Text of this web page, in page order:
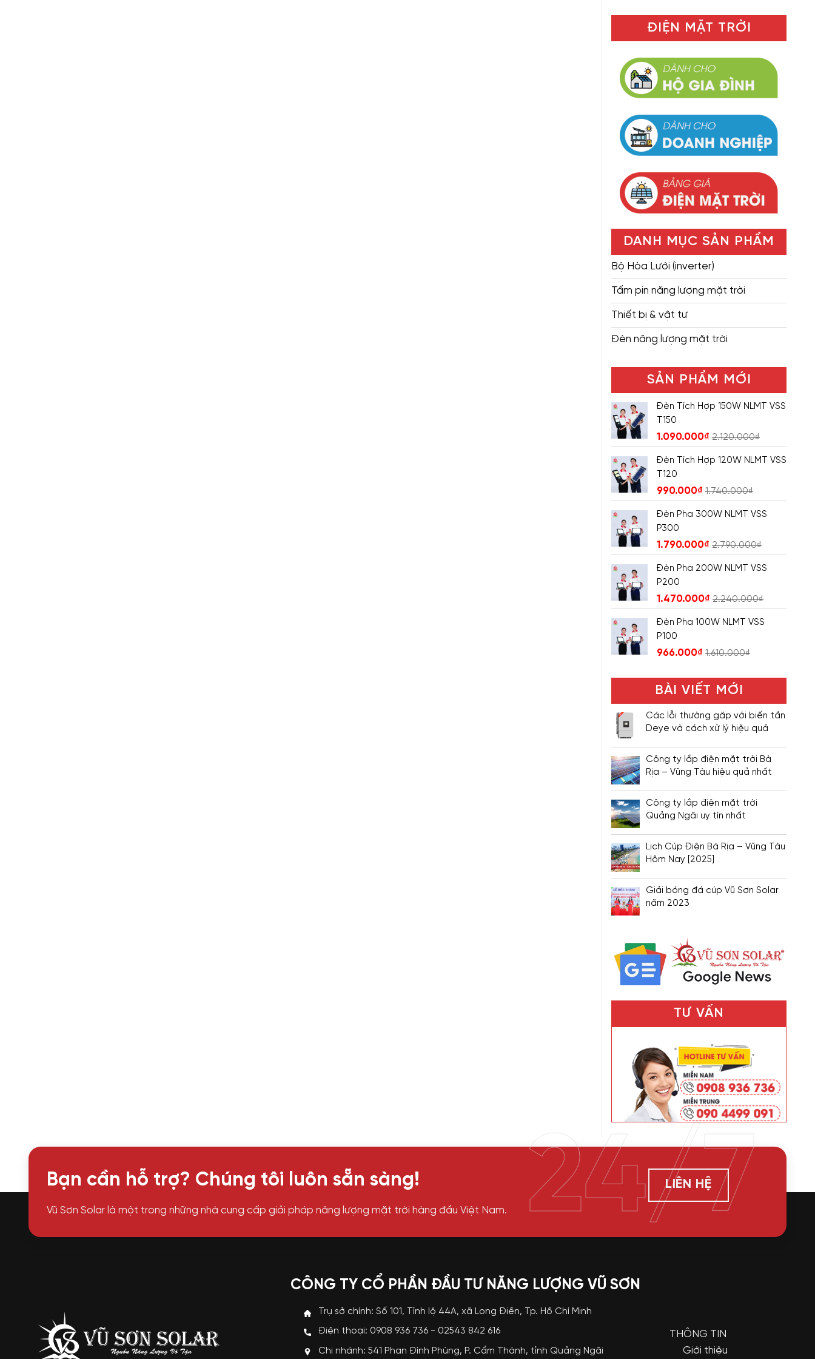
ĐIỆN MẶT TRỜI
DANH MỤC SẢN PHẨM
Bộ Hòa Lưới (inverter)
Tấm pin năng lượng mặt trời
Thiết bị & vật tư
Đèn năng lượng mặt trời
SẢN PHẨM MỚI
Đèn Tích Hợp 150W NLMT VSS
T150
1.090.000₫ 2.120.000₫
Đèn Tích Hợp 120W NLMT VSS
T120
990.000₫ 1.740.000₫
Đèn Pha 300W NLMT VSS
P300
1.790.000₫ 2.790.000₫
Đèn Pha 200W NLMT VSS
P200
1.470.000₫ 2.240.000₫
Đèn Pha 100W NLMT VSS
P100
966.000₫ 1.610.000₫
BÀI VIẾT MỚI
Các lỗi thường gặp với biến tần
Deye và cách xử lý hiệu quả
Công ty lắp điện mặt trời Bà
Rịa – Vũng Tàu hiệu quả nhất
Công ty lắp điện mặt trời
Quảng Ngãi uy tín nhất
Lịch Cúp Điện Bà Rịa – Vũng Tàu
Hôm Nay [2025]
Giải bóng đá cúp Vũ Sơn Solar
năm 2023
TƯ VẤN
Bạn cần hỗ trợ? Chúng tôi luôn sẵn sàng!
Vũ Sơn Solar là một trong những nhà cung cấp giải pháp năng lượng mặt trời hàng đầu Việt Nam.
LIÊN HỆ
24/7
CÔNG TY CỔ PHẦN ĐẦU TƯ NĂNG LƯỢNG VŨ SƠN
Trụ sở chính: Số 101, Tỉnh lộ 44A, xã Long Điền, Tp. Hồ Chí Minh
Điện thoại: 0908 936 736 - 02543 842 616
Chi nhánh: 541 Phan Đình Phùng, P. Cẩm Thành, tỉnh Quảng Ngãi
THÔNG TIN
Giới thiệu